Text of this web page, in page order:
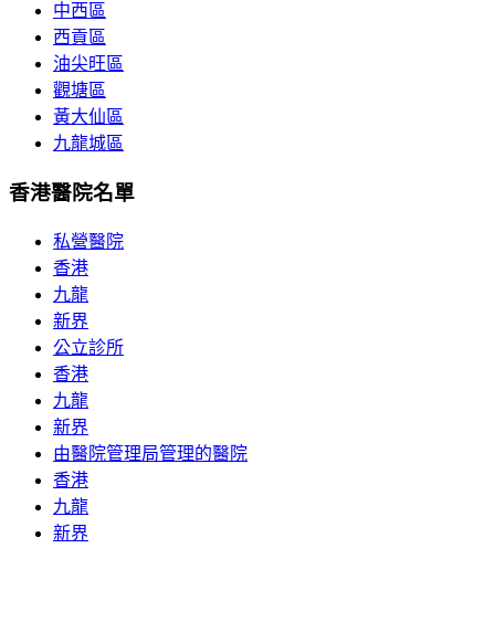
中西區
西貢區
油尖旺區
觀塘區
黃大仙區
九龍城區
香港醫院名單
私營醫院
香港
九龍
新界
公立診所
香港
九龍
新界
由醫院管理局管理的醫院
香港
九龍
新界